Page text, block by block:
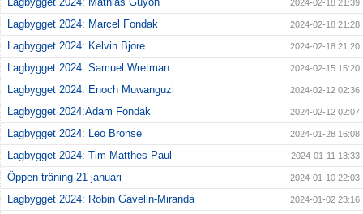
2024-02-18 21:39
Lagbygget 2024: Marcel Fondak 2024-02-18 21:28
Lagbygget 2024: Kelvin Bjore 2024-02-18 21:20
Lagbygget 2024: Samuel Wretman 2024-02-15 15:20
Lagbygget 2024: Enoch Muwanguzi 2024-02-12 02:36
Lagbygget 2024:Adam Fondak 2024-02-12 02:07
Lagbygget 2024: Leo Bronse 2024-01-28 16:08
Lagbygget 2024: Tim Matthes-Paul 2024-01-11 13:33
Öppen träning 21 januari 2024-01-10 22:03
Lagbygget 2024: Robin Gavelin-Miranda 2024-01-02 23:16